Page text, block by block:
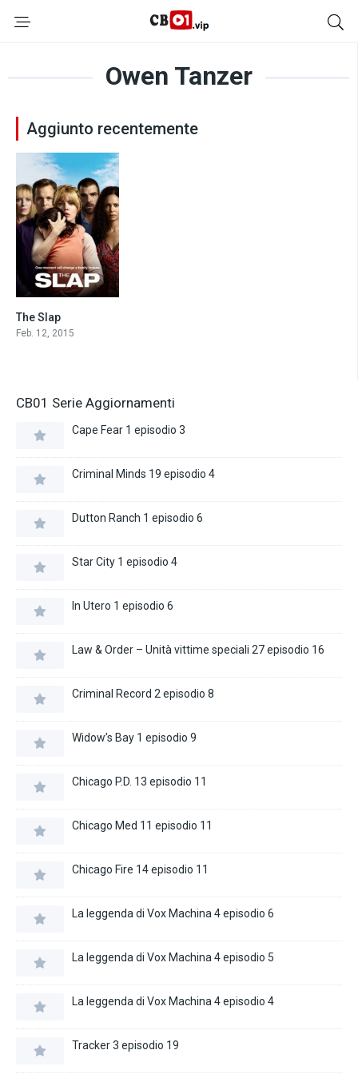
Owen Tanzer
Aggiunto recentemente
The Slap
Feb. 12, 2015
CB01 Serie Aggiornamenti
Cape Fear 1 episodio 3
Criminal Minds 19 episodio 4
Dutton Ranch 1 episodio 6
Star City 1 episodio 4
In Utero 1 episodio 6
Law & Order – Unità vittime speciali 27 episodio 16
Criminal Record 2 episodio 8
Widow’s Bay 1 episodio 9
Chicago P.D. 13 episodio 11
Chicago Med 11 episodio 11
Chicago Fire 14 episodio 11
La leggenda di Vox Machina 4 episodio 6
La leggenda di Vox Machina 4 episodio 5
La leggenda di Vox Machina 4 episodio 4
Tracker 3 episodio 19